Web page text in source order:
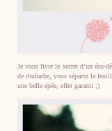
Je vous livre le secret d’un éco-
de rhubarbe, vous séparez la
une belle épée, effet garanti ;)